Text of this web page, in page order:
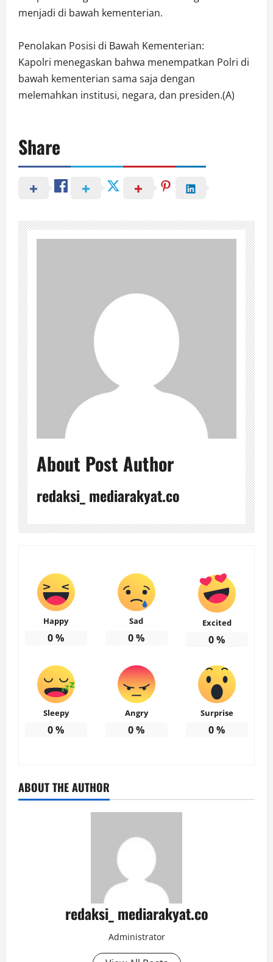
menjadi di bawah kementerian.
Penolakan Posisi di Bawah Kementerian:
Kapolri menegaskan bahwa menempatkan Polri di
bawah kementerian sama saja dengan
melemahkan institusi, negara, dan presiden.(A)
Share
About Post Author
redaksi_ mediarakyat.co
Happy
0%
Sad
0%
Excited
0%
Sleepy
0%
Angry
0%
Surprise
0%
ABOUT THE AUTHOR
redaksi_ mediarakyat.co
Administrator